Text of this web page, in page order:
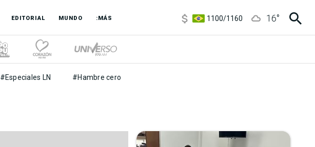
EDITORIAL MUNDO :MÁS
1100/1160
16°
#Especiales LN #Hambre cero